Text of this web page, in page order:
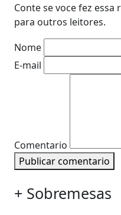
Conte se voce fez essa
para outros leitores.
Nome
E-mail
Comentario
Publicar comentario
+ Sobremesas